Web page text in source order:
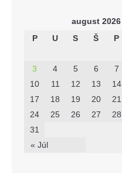
august 2026
P
U S Š P
« Júl
3
4 5 6 7
10
11 12 13 14
17
18 19 20 21
24
25 26 27 28
31